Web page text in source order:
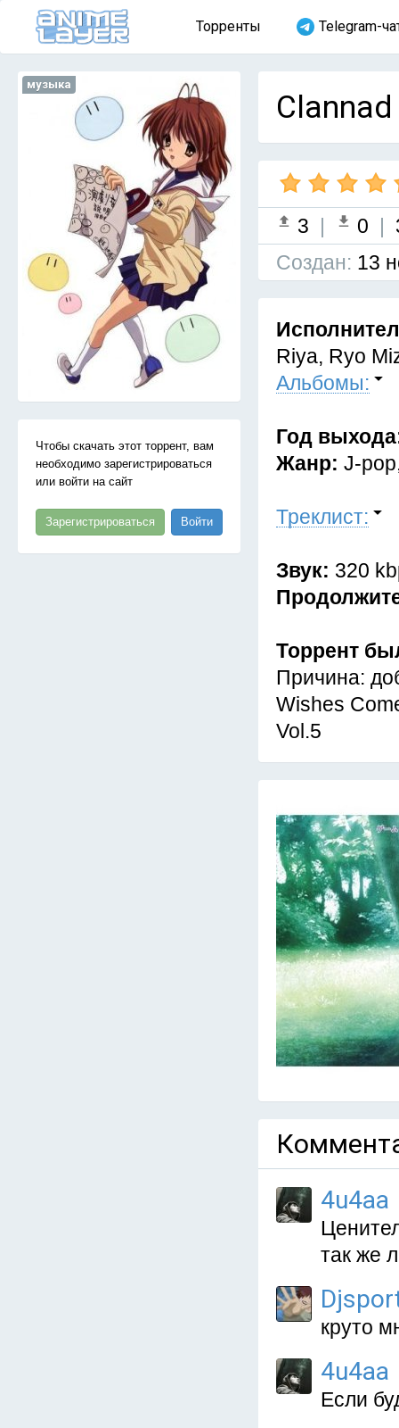
Торренты Telegram-
музыка
Чтобы скачать этот торрент, вам
необходимо зарегистрироваться
или войти на сайт
Зарегистрироваться Войти
3 | 0 |
Cоздан: 13
Riya, Ryo
Альбомы:
Год
Жанр: J-
Треклист:
Звук: 320
Торрент
Причина:
Wishes
Vol.5
4u4aa
так же
круто
4u4aa
Если